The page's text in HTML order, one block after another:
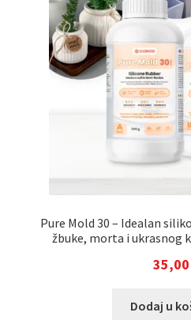
Pure Mold 30 – Idealan
žbuke, morta i ukrasnog
35,00
Dodaj u